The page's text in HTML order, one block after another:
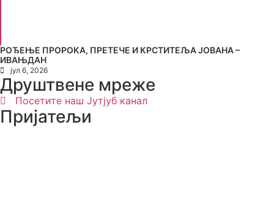
РОЂЕЊЕ ПРОРОКА, ПРЕТЕЧЕ И КРСТИТЕЉА ЈОВАНА –
ИВАЊДАН
јул 6, 2026
Друштвене мреже
Посетите наш Јутјуб канал
Пријатељи